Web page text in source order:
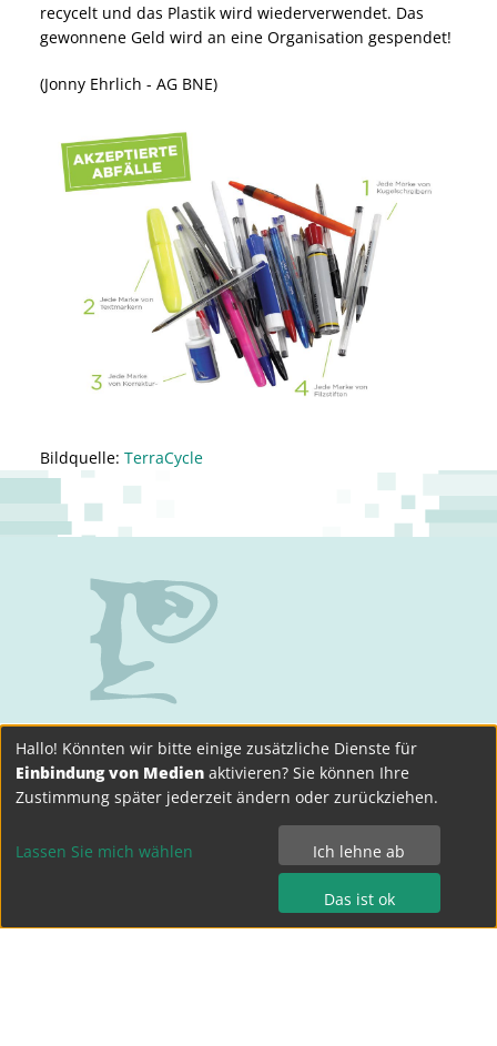
recycelt und das Plastik wird wiederverwendet. Das
gewonnene Geld wird an eine Organisation gespendet!
(Jonny Ehrlich - AG BNE)
Bildquelle: TerraCycle
Bertolt-Brecht-Gymnasium Dresden
01069 Dresden
Fax.: 0351 - 4 49 04 15
Hallo! Könnten wir bitte einige zusätzliche Dienste für
Einbindung von Medien aktivieren? Sie können Ihre
Zustimmung später jederzeit ändern oder zurückziehen.
Lassen Sie mich wählen Ich lehne ab
Das ist ok